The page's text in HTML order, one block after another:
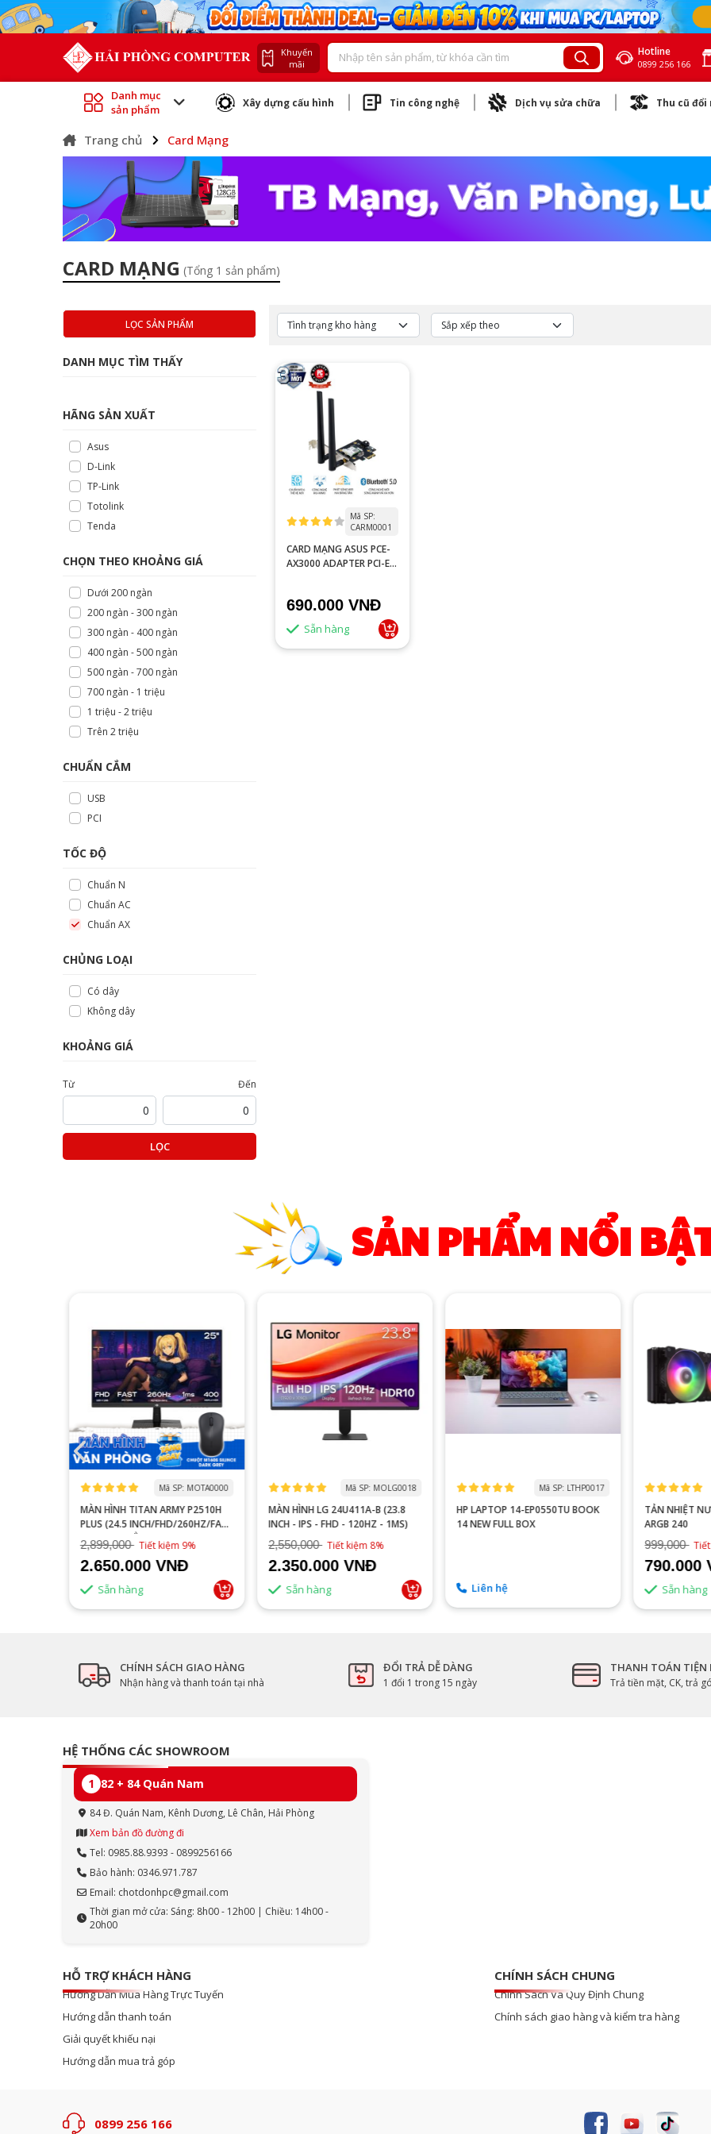
Khuyến
mãi
Hotline
0899 256 166
Danh mục
sản phẩm
Xây dựng cấu hình Tin công nghệ Dịch vụ sửa chữa Thu cũ đổi
Trang chủ Card Mạng
CARD MẠNG (Tổng 1 sản phẩm)
LỌC SẢN PHẨM
DANH MỤC TÌM THẤY
HÃNG SẢN XUẤT
Asus
D-Link
TP-Link
Totolink
Tenda
CHỌN THEO KHOẢNG GIÁ
Dưới 200 ngàn
200 ngàn - 300 ngàn
300 ngàn - 400 ngàn
400 ngàn - 500 ngàn
500 ngàn - 700 ngàn
700 ngàn - 1 triệu
1 triệu - 2 triệu
Trên 2 triệu
CHUẨN CẮM
USB
PCI
TỐC ĐỘ
Chuẩn N
Chuẩn AC
Chuẩn AX
CHỦNG LOẠI
Có dây
Không dây
KHOẢNG GIÁ
Từ Đến
LỌC
Mã SP:
CARM0001
CARD MẠNG ASUS PCE-
AX3000 ADAPTER PCI-E
690.000 VNĐ
Sẵn hàng
SẢN PHẨM NỔI
Mã SP: MOTA0000
MÀN HÌNH TITAN ARMY P2510H
PLUS (24.5 INCH/FHD/260HZ/FAST
IPS/1MS/PHẲNG)
2,899,000 Tiết kiệm 9%
2.650.000 VNĐ
Sẵn hàng
Mã SP: MOLG0018
MÀN HÌNH LG 24U411A-B (23.8
INCH - IPS - FHD - 120HZ - 1MS)
2,550,000 Tiết kiệm 8%
2.350.000 VNĐ
Sẵn hàng
Mã SP: LTHP0017
HP LAPTOP 14-EP0550TU BOOK
14 NEW FULL BOX
Liên hệ
TẢN NHIỆT
ARGB 240
999,000
790.000
Sẵn hàng
CHÍNH SÁCH GIAO HÀNG
Nhận hàng và thanh toán tại nhà
ĐỔI TRẢ DỄ DÀNG
1 đổi 1 trong 15 ngày
THANH TOÁN TIỆN
Trả tiền mặt, CK, trả
HỆ THỐNG CÁC SHOWROOM
1 82 + 84 Quán Nam
84 Đ. Quán Nam, Kênh Dương, Lê Chân, Hải Phòng
Xem bản đồ đường đi
Tel: 0985.88.9393 - 0899256166
Bảo hành: 0346.971.787
Email: chotdonhpc@gmail.com
Thời gian mở cửa: Sáng: 8h00 - 12h00 | Chiều: 14h00 -
20h00
HỖ TRỢ KHÁCH HÀNG
Hướng Dẫn Mua Hàng Trực Tuyến
Hướng dẫn thanh toán
Giải quyết khiếu nại
Hướng dẫn mua trả góp
CHÍNH SÁCH CHUNG
Chính Sách Và Quy Định Chung
Chính sách giao hàng và kiểm tra hàng
0899 256 166